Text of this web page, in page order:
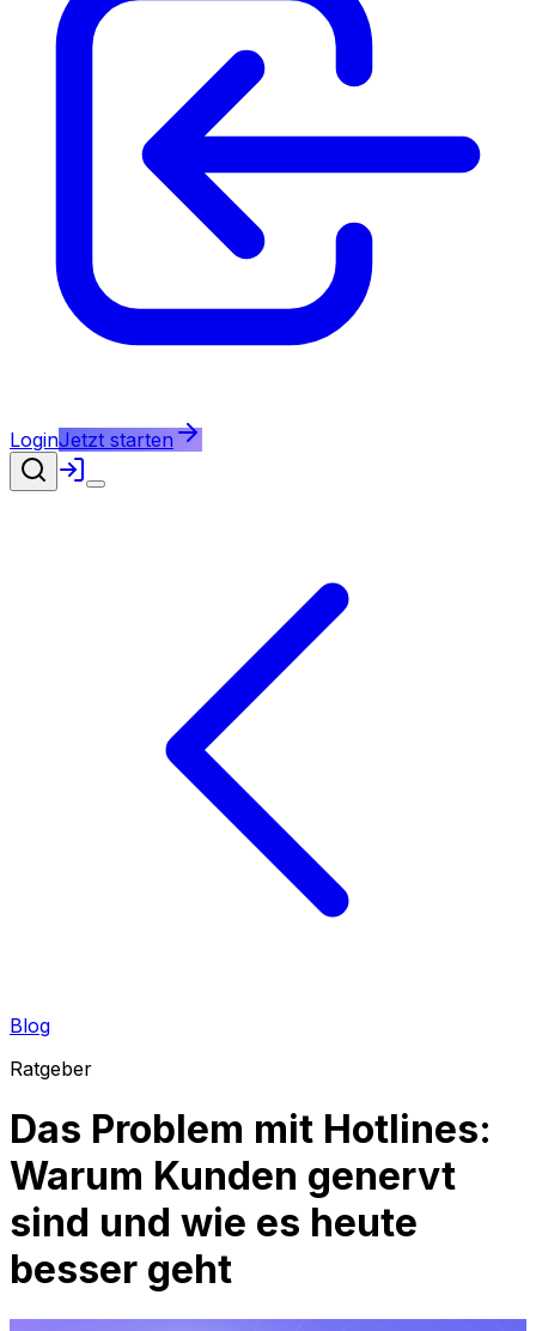
LoginJetzt starten
Blog
Ratgeber
Das Problem mit Hotlines:
Warum Kunden genervt
sind und wie es heute
besser geht